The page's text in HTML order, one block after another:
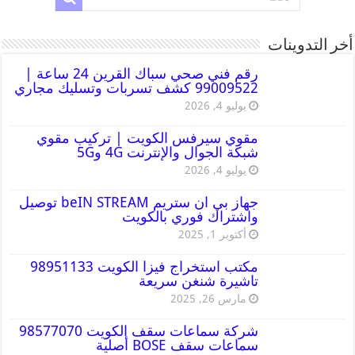
أخر التدوينات
رقم فني صحي سباك القرين 24 ساعة |
99009522 كشف تسربات وتسليك مجاري
يوليو 4, 2026
مقوي سيرفس الكويت | تركيب مقوي
شبكة الجوال والإنترنت 4G و5G
يوليو 4, 2026
جهاز بي ان ستريم beIN STREAM توصيل
واشتراك فوري بالكويت
أكتوبر 1, 2025
مكتب استخراج فيزا الكويت 98951133
تاشيرة شنغن سريعة
مارس 26, 2025
شركة سماعات سقف الكويت 98577070
سماعات سقف BOSE أصلية